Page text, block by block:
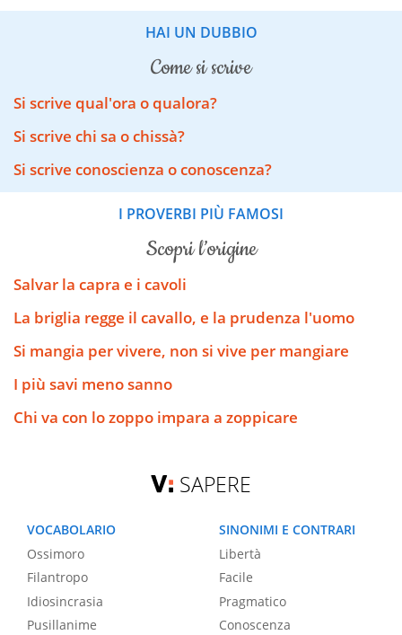
HAI UN DUBBIO
come si scrive
Si scrive qual'ora o qualora?
Si scrive chi sa o chissà?
Si scrive conoscienza o conoscenza?
I PROVERBI PIÙ FAMOSI
scopri l’origine
Salvar la capra e i cavoli
La briglia regge il cavallo, e la prudenza l'uomo
Si mangia per vivere, non si vive per mangiare
I più savi meno sanno
Chi va con lo zoppo impara a zoppicare
SAPERE
VOCABOLARIO
Ossimoro
Filantropo
Idiosincrasia
Pusillanime
SINONIMI E CONTRARI
Libertà
Facile
Pragmatico
Conoscenza